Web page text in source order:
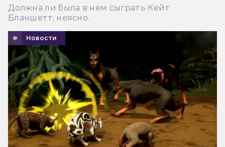
Должна ли была в нем сыграть Кейт
Бланшетт, неясно.
Новости